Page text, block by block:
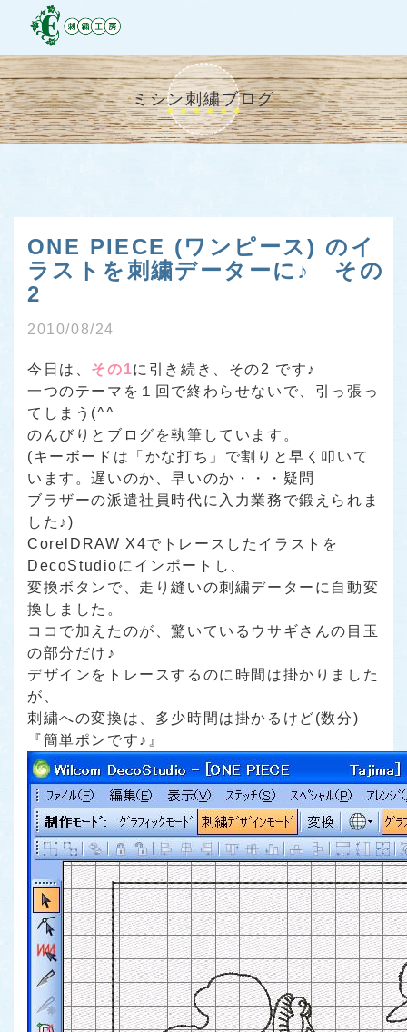
ミシン刺繍ブログ
ONE PIECE (ワンピース) のイ
ラストを刺繍データーに♪ その
2
2010/08/24
今日は、 その1に引き続き、その2 です♪
一つのテーマを１回で終わらせないで、引っ張っ
てしまう(^^ゞ
のんびりとブログを執筆しています。
(キーボードは「かな打ち」で割りと早く叩いて
います。遅いのか、早いのか・・・疑問
ブラザーの派遣社員時代に入力業務で鍛えられま
した♪)
CorelDRAW X4でトレースしたイラストを
DecoStudioにインポートし、
変換ボタンで、走り縫いの刺繍データーに自動変
換しました。
ココで加えたのが、驚いているウサギさんの目玉
の部分だけ♪
デザインをトレースするのに時間は掛かりました
が、
刺繍への変換は、多少時間は掛かるけど(数分)
『簡単ポンです♪』